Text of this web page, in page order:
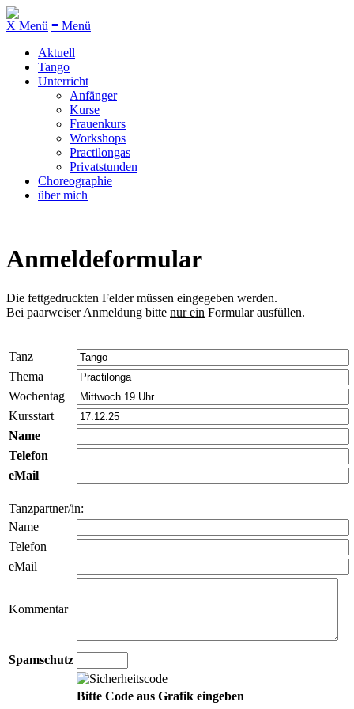
X Menü ≡ Menü
Aktuell
Tango
Unterricht
Anfänger
Kurse
Frauenkurs
Workshops
Practilongas
Privatstunden
Choreographie
über mich
Anmeldeformular
Die fettgedruckten Felder müssen eingegeben werden.
Bei paarweiser Anmeldung bitte nur ein Formular ausfüllen.
Tanz
Thema
Wochentag
Kursstart
Name
Telefon
eMail
Tanzpartner/in:
Name
Telefon
eMail
Kommentar
Spamschutz
Bitte Code aus Grafik eingeben